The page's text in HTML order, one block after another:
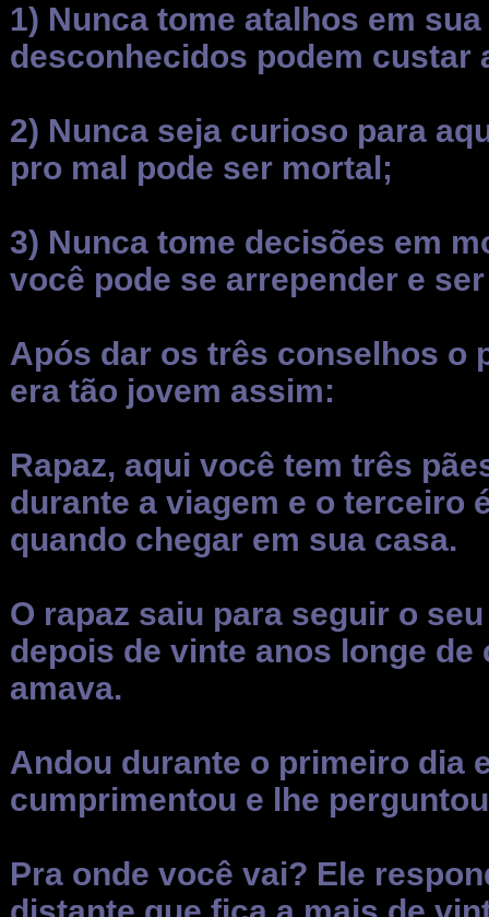
1) Nunca tome atalhos em
desconhecidos podem custar
2) Nunca seja curioso para
pro mal pode ser mortal;
3) Nunca tome decisões em
você pode se arrepender e
Após dar os três conselhos o
era tão jovem assim:
Rapaz, aqui você tem três
durante a viagem e o terceiro
quando chegar em sua casa.
O rapaz saiu para seguir o
depois de vinte anos longe
amava.
Andou durante o primeiro dia
cumprimentou e lhe
Pra onde você vai? Ele